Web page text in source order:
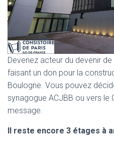
Devenez acteur du devenir
faisant un don pour la
Boulogne. Vous pouvez
synagogue ACJBB ou vers le
message.
Il reste encore 3 étages à